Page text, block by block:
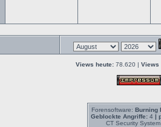
Views heute: 78.620 | Views
Forensoftware: Burning
Geblockte Angriffe:4 |
CT Security